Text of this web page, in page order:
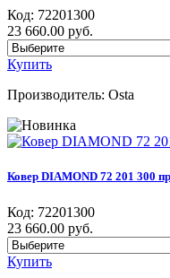
Код: 72201300
23 660.00 руб.
Купить
Производитель: Osta
Ковер DIAMOND 72 201 300
Код: 72201300
23 660.00 руб.
Купить